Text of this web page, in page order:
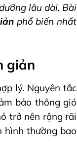
lâu dài. Bài
phổ biến nhất
giản
lý. Nguyên tắc
bảo thông gió
trở nên rộng rãi
hình thường bao